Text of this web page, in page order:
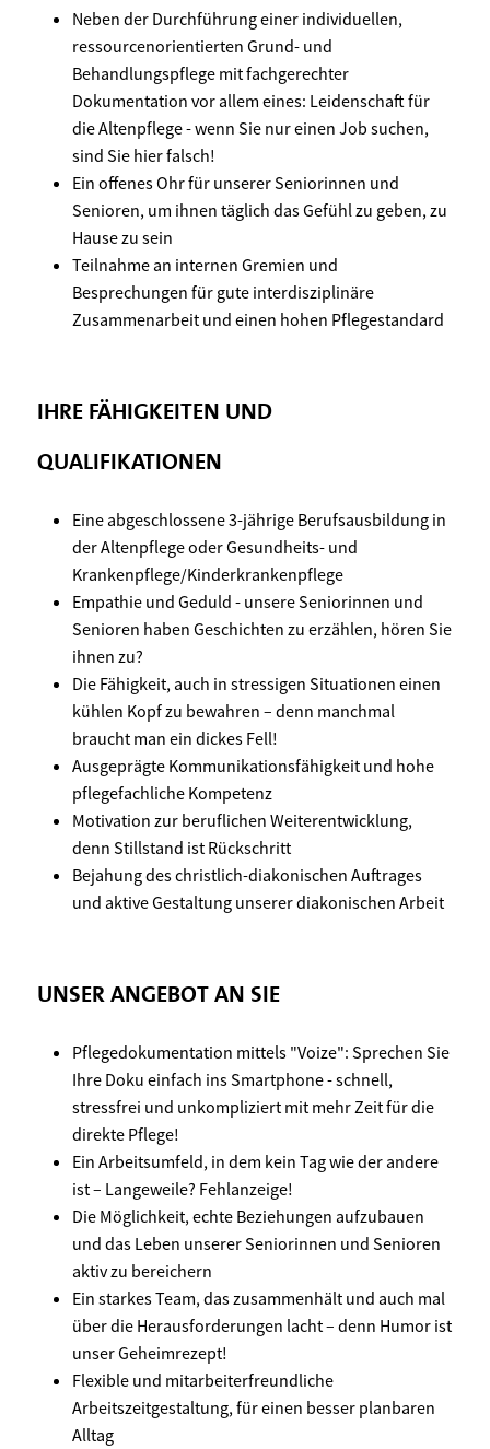
Neben der Durchführung einer individuellen,
ressourcenorientierten Grund- und
Behandlungspflege mit fachgerechter
Dokumentation vor allem eines: Leidenschaft für
die Altenpflege - wenn Sie nur einen Job suchen,
sind Sie hier falsch!
Ein offenes Ohr für unserer Seniorinnen und
Senioren, um ihnen täglich das Gefühl zu geben, zu
Hause zu sein
Teilnahme an internen Gremien und
Besprechungen für gute interdisziplinäre
Zusammenarbeit und einen hohen Pflegestandard
IHRE FÄHIGKEITEN UND
QUALIFIKATIONEN
Eine abgeschlossene 3-jährige Berufsausbildung in
der Altenpflege oder Gesundheits- und
Krankenpflege/Kinderkrankenpflege
Empathie und Geduld - unsere Seniorinnen und
Senioren haben Geschichten zu erzählen, hören Sie
ihnen zu?
Die Fähigkeit, auch in stressigen Situationen einen
kühlen Kopf zu bewahren – denn manchmal
braucht man ein dickes Fell!
Ausgeprägte Kommunikationsfähigkeit und hohe
pflegefachliche Kompetenz
Motivation zur beruflichen Weiterentwicklung,
denn Stillstand ist Rückschritt
Bejahung des christlich-diakonischen Auftrages
und aktive Gestaltung unserer diakonischen Arbeit
UNSER ANGEBOT AN SIE
Pflegedokumentation mittels "Voize": Sprechen Sie
Ihre Doku einfach ins Smartphone - schnell,
stressfrei und unkompliziert mit mehr Zeit für die
direkte Pflege!
Ein Arbeitsumfeld, in dem kein Tag wie der andere
ist – Langeweile? Fehlanzeige!
Die Möglichkeit, echte Beziehungen aufzubauen
und das Leben unserer Seniorinnen und Senioren
aktiv zu bereichern
Ein starkes Team, das zusammenhält und auch mal
über die Herausforderungen lacht – denn Humor ist
unser Geheimrezept!
Flexible und mitarbeiterfreundliche
Arbeitszeitgestaltung, für einen besser planbaren
Alltag